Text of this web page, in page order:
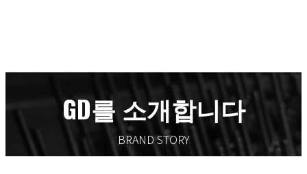
GD를 소개합니다
BRAND STORY